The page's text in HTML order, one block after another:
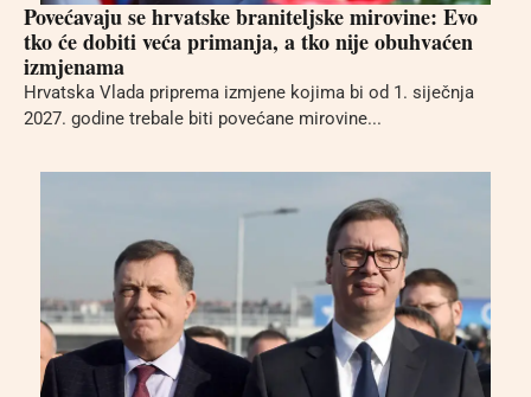
Povećavaju se hrvatske braniteljske mirovine: Evo
tko će dobiti veća primanja, a tko nije obuhvaćen
izmjenama
Hrvatska Vlada priprema izmjene kojima bi od 1. siječnja
2027. godine trebale biti povećane mirovine...